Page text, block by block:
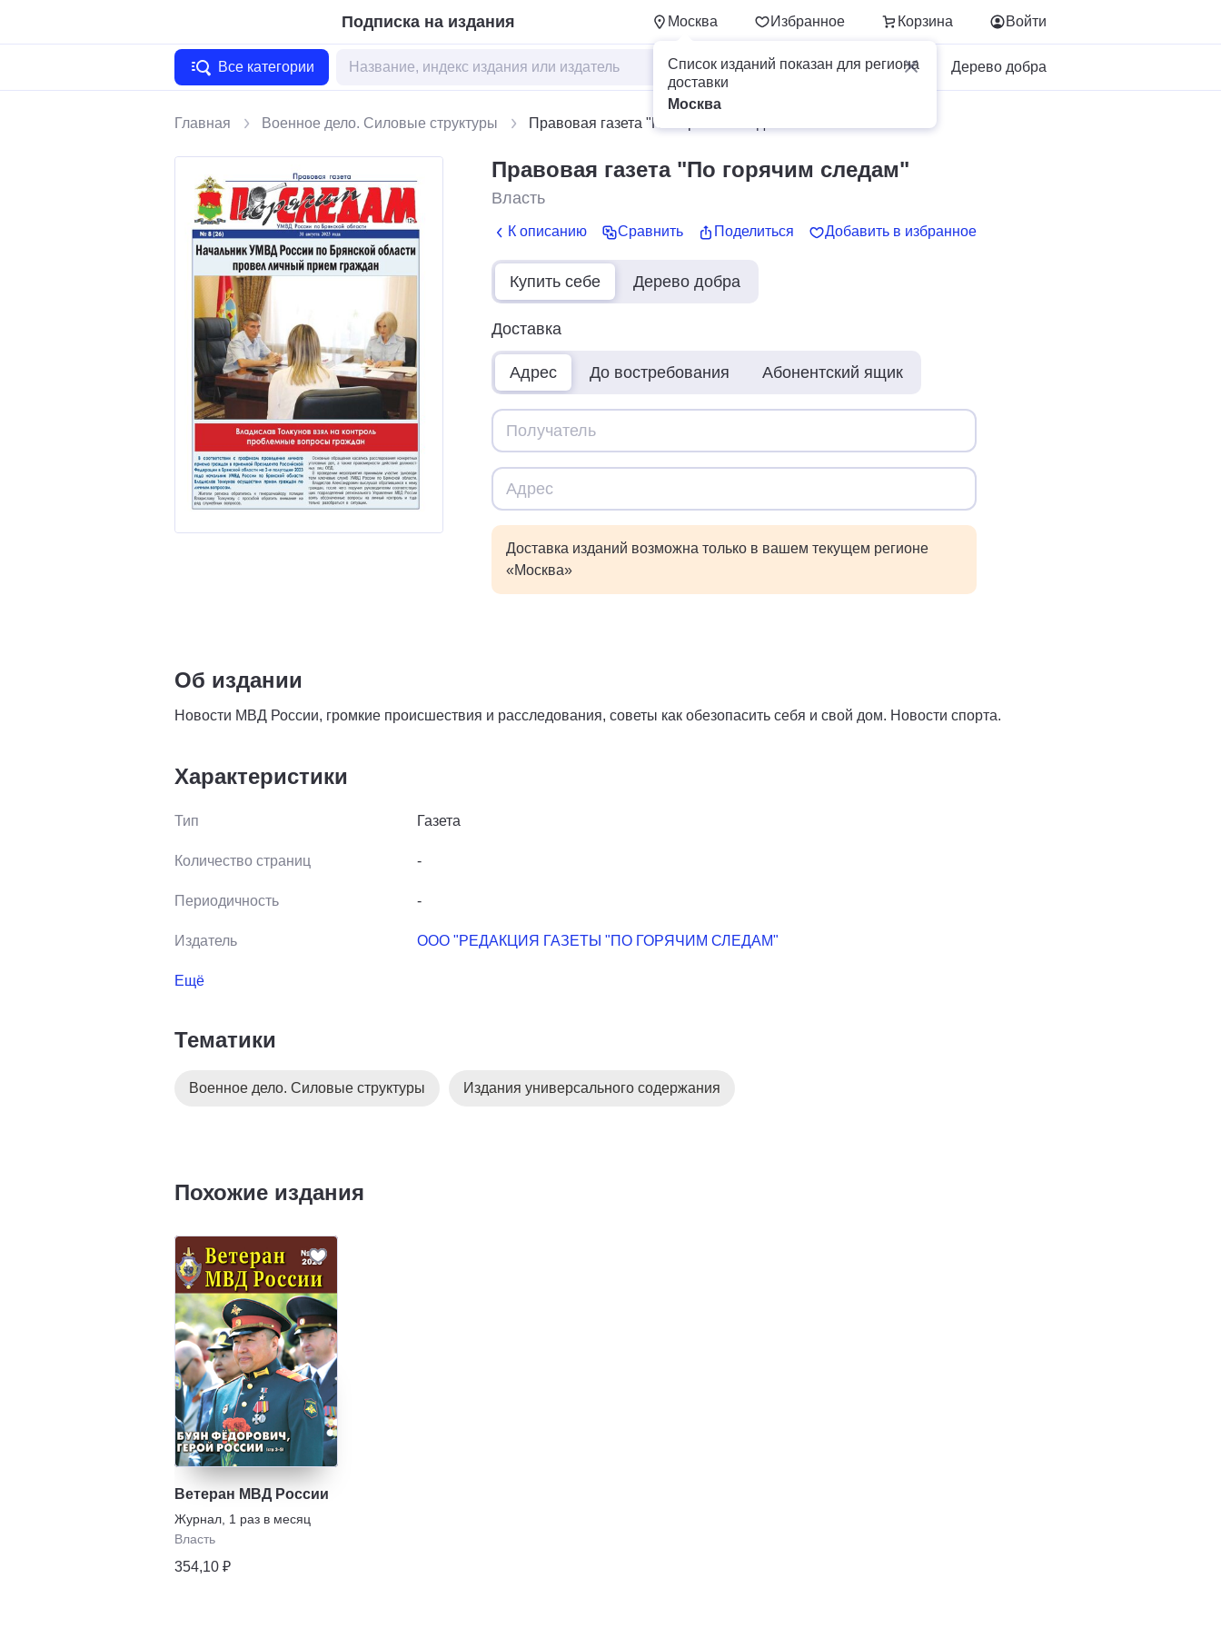
Подписка на издания Москва Избранное Корзина
Список изданий показан для региона
доставки
Москва
Войти
Все категории Для бизнеса Дерево добра
Главная Военное дело. Силовые структуры Правовая газета "По горячим следам"
Правовая газета "По горячим следам"
Власть
К описанию Сравнить Поделиться Добавить в избранное
Купить себе Дерево добра
Доставка
Адрес До востребования Абонентский ящик
Доставка изданий возможна только в вашем текущем регионе
«Москва»
Об издании
Новости МВД России, громкие происшествия и расследования, советы как обезопасить себя и свой дом. Новости спорта.
Характеристики
Тип Газета
Количество страниц -
Периодичность -
Издатель ООО "РЕДАКЦИЯ ГАЗЕТЫ "ПО ГОРЯЧИМ СЛЕДАМ"
Ещё
Тематики
Военное дело. Силовые структуры Издания универсального содержания
Похожие издания
Ветеран МВД России
Журнал 1 раз в месяц
Власть
354,10 ₽